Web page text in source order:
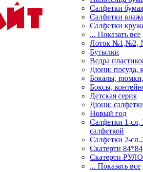
Салфетки
Салфетки
Салфетки
... Показать все
Лоток №1,№2,
Бутылки
Ведра
Дюни: посуда,
Бокалы,
Боксы,
Детская серия
Дюни:
Новый год
Салфетки 1-сл,
салфеткой
Салфетки 2-
Скатерти 84*84
Скатерти
... Показать все